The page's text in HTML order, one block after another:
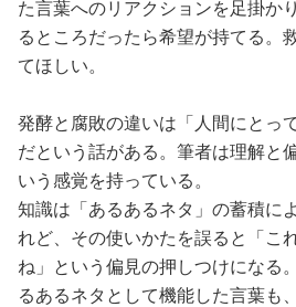
た言葉へのリアクションを足掛か
るところだったら希望が持てる。
てほしい。
発酵と腐敗の違いは「人間にとっ
だという話がある。筆者は理解と
いう感覚を持っている。
知識は「あるあるネタ」の蓄積に
れど、その使いかたを誤ると「こ
ね」という偏見の押しつけになる
るあるネタとして機能した言葉も